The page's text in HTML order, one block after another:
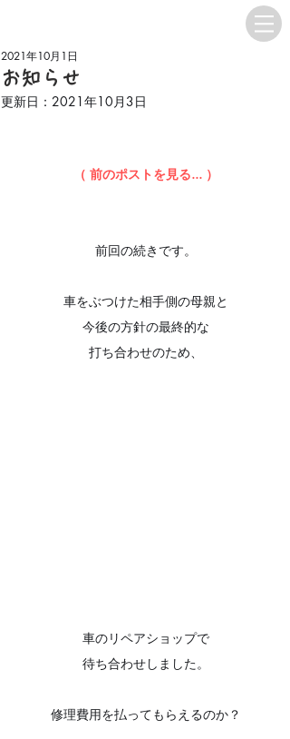
お知らせ
2021年10月1日
更新日： 2021年10月3日
（ 前のポストを見る... ）
前回の続きです。
車をぶつけた相手側の母親と
今後の方針の最終的な
打ち合わせのため、
車のリペアショップで
待ち合わせしました。
修理費用を払ってもらえるのか？